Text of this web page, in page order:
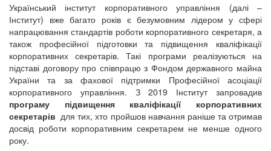
Український інститут корпоративного управління (далі –
Інститут) вже багато років є безумовним лідером у сфері
напрацювання стандартів роботи корпоративного секретаря, а
також професійної підготовки та підвищення кваліфікації
корпоративних секретарів. Такі програми реалізуються на
підставі договору про співпрацю з Фондом державного майна
України та за фахової підтримки Професійної асоціації
корпоративного управління. З 2019 Інститут запровадив
програму підвищення кваліфікації корпоративних
секретарів для тих, хто пройшов навчання раніше та отримав
досвід роботи корпоративним секретарем не менше одного
року.